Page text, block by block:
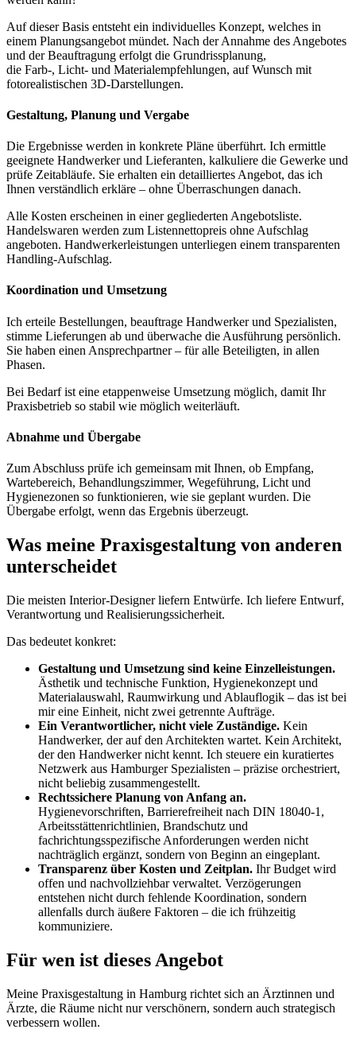
Auf dieser Basis entsteht ein individuelles Konzept, welches in
einem Planungsangebot mündet. Nach der Annahme des Angebotes
und der Beauftragung erfolgt die Grundrissplanung,
die Farb-, Licht- und Materialempfehlungen, auf Wunsch mit
fotorealistischen 3D-Darstellungen.
Gestaltung, Planung und Vergabe
Die Ergebnisse werden in konkrete Pläne überführt. Ich ermittle
geeignete Handwerker und Lieferanten, kalkuliere die Gewerke und
prüfe Zeitabläufe. Sie erhalten ein detailliertes Angebot, das ich
Ihnen verständlich erkläre – ohne Überraschungen danach.
Alle Kosten erscheinen in einer gegliederten Angebotsliste.
Handelswaren werden zum Listennettopreis ohne Aufschlag
angeboten. Handwerkerleistungen unterliegen einem transparenten
Handling-Aufschlag.
Koordination und Umsetzung
Ich erteile Bestellungen, beauftrage Handwerker und Spezialisten,
stimme Lieferungen ab und überwache die Ausführung persönlich.
Sie haben einen Ansprechpartner – für alle Beteiligten, in allen
Phasen.
Bei Bedarf ist eine etappenweise Umsetzung möglich, damit Ihr
Praxisbetrieb so stabil wie möglich weiterläuft.
Abnahme und Übergabe
Zum Abschluss prüfe ich gemeinsam mit Ihnen, ob Empfang,
Wartebereich, Behandlungszimmer, Wegeführung, Licht und
Hygienezonen so funktionieren, wie sie geplant wurden. Die
Übergabe erfolgt, wenn das Ergebnis überzeugt.
Was meine Praxisgestaltung von anderen
unterscheidet
Die meisten Interior-Designer liefern Entwürfe. Ich liefere Entwurf,
Verantwortung und Realisierungssicherheit.
Das bedeutet konkret:
Gestaltung und Umsetzung sind keine Einzelleistungen.
Ästhetik und technische Funktion, Hygienekonzept und
Materialauswahl, Raumwirkung und Ablauflogik – das ist bei
mir eine Einheit, nicht zwei getrennte Aufträge.
Ein Verantwortlicher, nicht viele Zuständige. Kein
Handwerker, der auf den Architekten wartet. Kein Architekt,
der den Handwerker nicht kennt. Ich steuere ein kuratiertes
Netzwerk aus Hamburger Spezialisten – präzise orchestriert,
nicht beliebig zusammengestellt.
Rechtssichere Planung von Anfang an.
Hygienevorschriften, Barrierefreiheit nach DIN 18040-1,
Arbeitsstättenrichtlinien, Brandschutz und
fachrichtungsspezifische Anforderungen werden nicht
nachträglich ergänzt, sondern von Beginn an eingeplant.
Transparenz über Kosten und Zeitplan. Ihr Budget wird
offen und nachvollziehbar verwaltet. Verzögerungen
entstehen nicht durch fehlende Koordination, sondern
allenfalls durch äußere Faktoren – die ich frühzeitig
kommuniziere.
Für wen ist dieses Angebot
Meine Praxisgestaltung in Hamburg richtet sich an Ärztinnen und
Ärzte, die Räume nicht nur verschönern, sondern auch strategisch
verbessern wollen.